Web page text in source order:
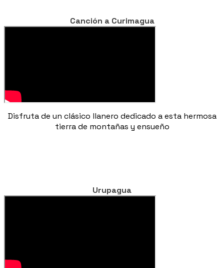
Canción a Curimagua
Disfruta de un clásico llanero dedicado a esta hermosa
tierra de montañas y ensueño
Urupagua